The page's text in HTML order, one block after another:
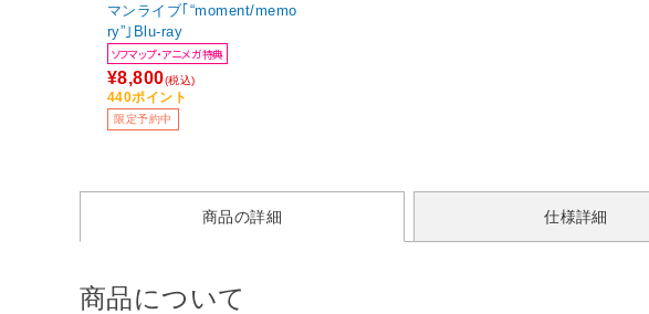
マンライブ｢“moment/memo
ry”｣Blu-ray
ソフマップ・アニメガ特典
¥8,800(税込)
440ポイント
限定予約中
商品の詳細 仕様詳細
商品について